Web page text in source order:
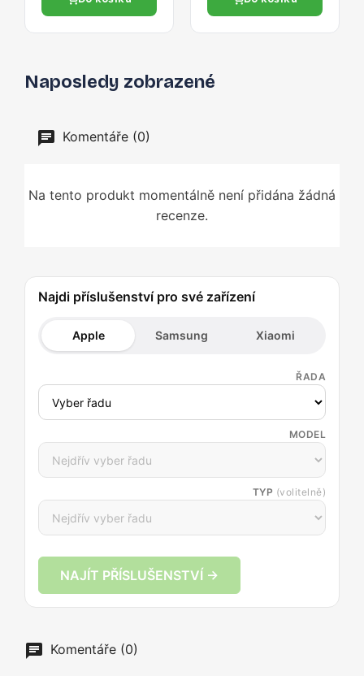
Naposledy zobrazené
Komentáře (0)
Na tento produkt momentálně není přidána žádná
recenze.
Najdi příslušenství pro své zařízení
Apple Samsung Xiaomi
ŘADA
MODEL
TYP (volitelně)
NAJÍT PŘÍSLUŠENSTVÍ →
Komentáře (0)